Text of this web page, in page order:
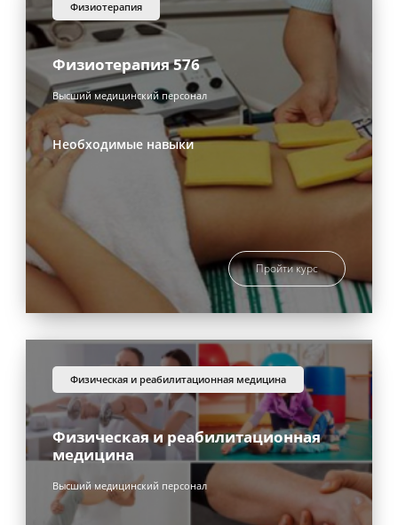
физиотерапия
Физиотерапия 576
Высший медицинский персонал
Необходимые навыки
Пройти курс
физическая и реабилитационная медицина
Физическая и реабилитационная
медицина
Высший медицинский персонал